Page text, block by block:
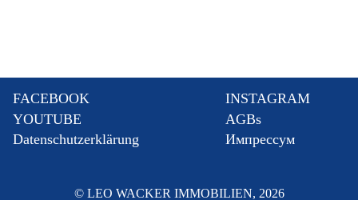
© LEO WACKER IMMOBILIEN, 2026
FACEBOOK
INSTAGRAM
YOUTUBE
AGBs
Datenschutzerklärung
Импрессум